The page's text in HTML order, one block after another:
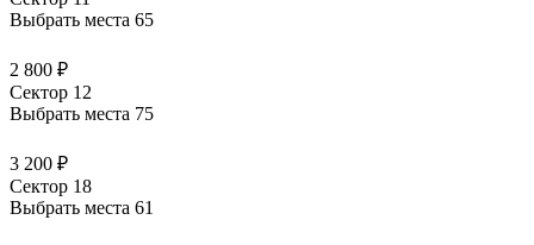
Выбрать места 65
2 800 ₽
Сектор 12
Выбрать места 75
3 200 ₽
Сектор 18
Выбрать места 61